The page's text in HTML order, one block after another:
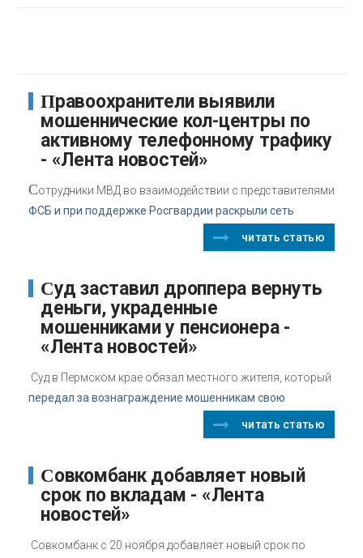
Правоохранители выявили
мошеннические кол-центры по
активному телефонному трафику
- «Лента новостей»
Сотрудники МВД во взаимодействии с представителями
ФСБ и при поддержке Росгвардии раскрыли сеть
читать статью
Суд заставил дроппера вернуть
деньги, украденные
мошенниками у пенсионера -
«Лента новостей»
Суд в Пермском крае обязал местного жителя, который
передал за вознаграждение мошенникам свою
читать статью
Совкомбанк добавляет новый
срок по вкладам - «Лента
новостей»
Совкомбанк с 20 ноября добавляет новый срок по